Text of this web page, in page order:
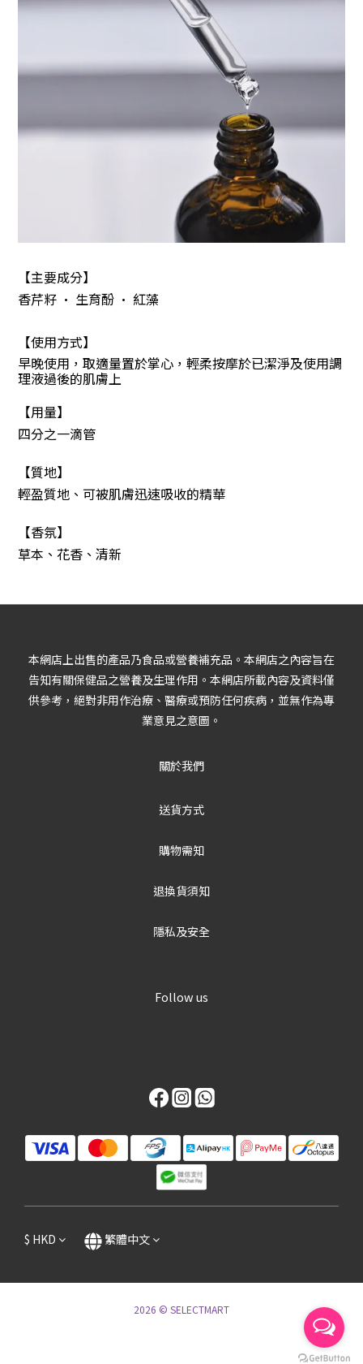
【主要成分】
香芹籽 • 生育酚 • 紅藻
【使用方式】
早晚使用，取適量置於掌心，輕柔按摩於已潔淨及使用調
理液過後的肌膚上
【用量】
四分之一滴管
【質地】
輕盈質地、可被肌膚迅速吸收的精華
【香氛】
草本、花香、清新
本網店上出售的產品乃食品或營養補充品。本網店之內容旨在
告知有關保健品之營養及生理作用。本網店所載內容及資料僅
供參考，絕對非用作治療、醫療或預防任何疾病，並無作為專
業意見之意圖。
關於我們
送貨方式
購物需知
退換貨須知
隱私及安全
Follow us
$ HKD 繁體中文
2026 © SELECTMART